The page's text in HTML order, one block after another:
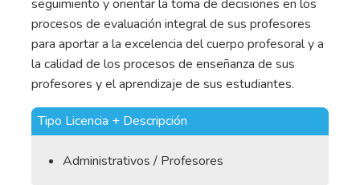
seguimiento y orientar la toma de decisiones en los
procesos de evaluación integral de sus profesores
para aportar a la excelencia del cuerpo profesoral y a
la calidad de los procesos de enseñanza de sus
profesores y el aprendizaje de sus estudiantes.
Tipo Licencia + Descripción
Administrativos / Profesores